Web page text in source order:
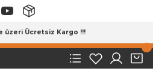
üzeri Ücretsiz Kargo !!!